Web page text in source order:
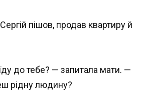
пішов, продав квартиру й
до тебе? — запитала мати. —
рідну людину?